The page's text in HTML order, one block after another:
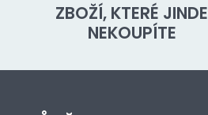
ZBOŽÍ, KTERÉ JINDE
NEKOUPÍTE